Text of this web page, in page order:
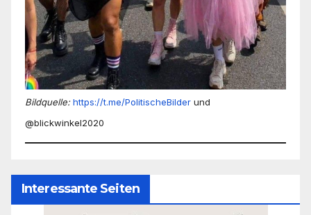
Bildquelle: https://t.me/PolitischeBilder und
@blickwinkel2020
Interessante Seiten